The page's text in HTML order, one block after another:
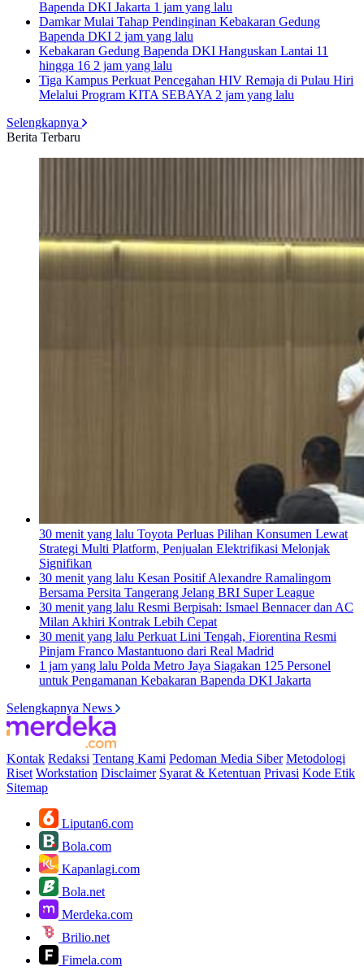
Bapenda DKI Jakarta 1 jam yang lalu
Damkar Mulai Tahap Pendinginan Kebakaran Gedung
Bapenda DKI 2 jam yang lalu
Kebakaran Gedung Bapenda DKI Hanguskan Lantai 11
hingga 16 2 jam yang lalu
Tiga Kampus Perkuat Pencegahan HIV Remaja di Pulau Hiri
Melalui Program KITA SEBAYA 2 jam yang lalu
Selengkapnya
Berita Terbaru
30 menit yang lalu Toyota Perluas Pilihan Konsumen Lewat
Strategi Multi Platform, Penjualan Elektrifikasi Melonjak
Signifikan
30 menit yang lalu Kesan Positif Alexandre Ramalingom
Bersama Persita Tangerang Jelang BRI Super League
30 menit yang lalu Resmi Berpisah: Ismael Bennacer dan AC
Milan Akhiri Kontrak Lebih Cepat
30 menit yang lalu Perkuat Lini Tengah, Fiorentina Resmi
Pinjam Franco Mastantuono dari Real Madrid
1 jam yang lalu Polda Metro Jaya Siagakan 125 Personel
untuk Pengamanan Kebakaran Bapenda DKI Jakarta
Selengkapnya News
Kontak Redaksi Tentang Kami Pedoman Media Siber Metodologi
Riset Workstation Disclaimer Syarat & Ketentuan Privasi Kode Etik
Sitemap
Liputan6.com
Bola.com
Kapanlagi.com
Bola.net
Merdeka.com
Brilio.net
Fimela.com